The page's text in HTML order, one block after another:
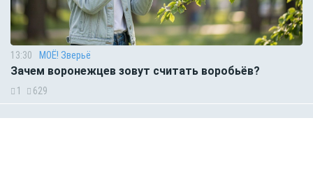
13:30 МОЁ! Зверьё
Зачем воронежцев зовут считать воробьёв?
1 629